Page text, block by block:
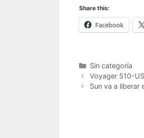
Share this:
Facebook
Categorías
Sin categoría
Voyager 510-
Sun va a liberar